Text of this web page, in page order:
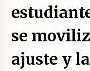
21/
21/
se
ajuste y